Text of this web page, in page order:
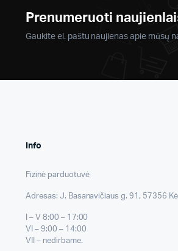
Prenumeruoti
Gaukite el. paštu naujienas apie mūsų
Info
Fizinė parduotuvė
Adresas: J. Basanavičiaus g. 91, 57356
I – V 8:00 – 17:00
VI – 9:00 – 14:00
VII – nedirbame.